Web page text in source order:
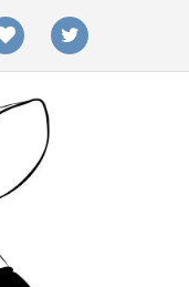
bloglovintwitter